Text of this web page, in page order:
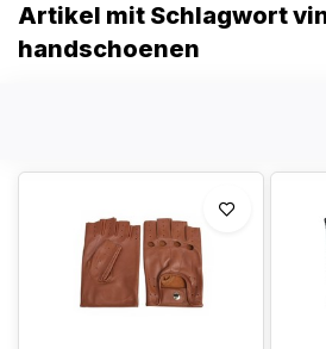
Artikel mit Schlagwort
handschoenen